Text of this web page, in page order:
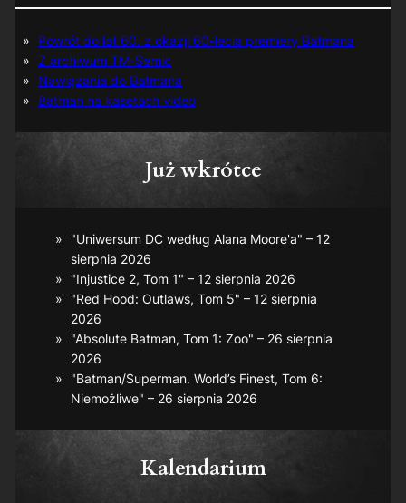
Powrót do lat 60. z okazji 60-lecia premiery Batmana
Z archiwum TM-Semic
Nawiązania do Batmana
Batman na kasetach video
Już wkrótce
"Uniwersum DC według Alana Moore'a" – 12
sierpnia 2026
"Injustice 2, Tom 1" – 12 sierpnia 2026
"Red Hood: Outlaws, Tom 5" – 12 sierpnia
2026
"Absolute Batman, Tom 1: Zoo" – 26 sierpnia
2026
"Batman/Superman. World’s Finest, Tom 6:
Niemożliwe" – 26 sierpnia 2026
Kalendarium